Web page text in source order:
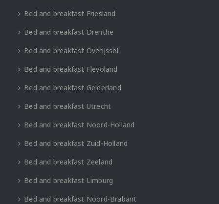
Bed and breakfast Friesland
Bed and breakfast Drenthe
Bed and breakfast Overijssel
Bed and breakfast Flevoland
Bed and breakfast Gelderland
Bed and breakfast Utrecht
Bed and breakfast Noord-Holland
Bed and breakfast Zuid-Holland
Bed and breakfast Zeeland
Bed and breakfast Limburg
Bed and breakfast Noord-Brabant